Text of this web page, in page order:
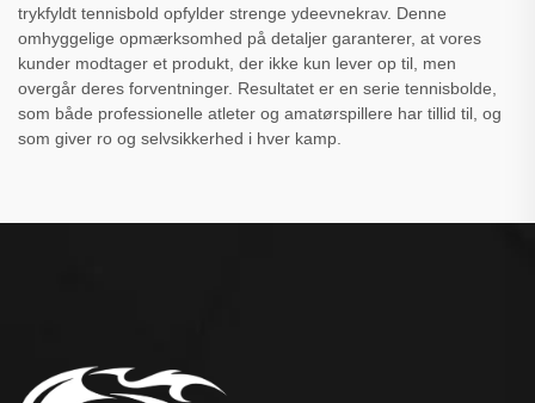
trykfyldt tennisbold opfylder strenge ydeevnekrav. Denne
omhyggelige opmærksomhed på detaljer garanterer, at vores
kunder modtager et produkt, der ikke kun lever op til, men
overgår deres forventninger. Resultatet er en serie tennisbolde,
som både professionelle atleter og amatørspillere har tillid til, og
som giver ro og selvsikkerhed i hver kamp.